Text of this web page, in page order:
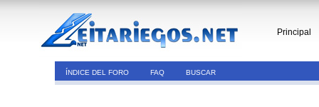
Principal
ÍNDICE DEL FORO FAQ BUSCAR